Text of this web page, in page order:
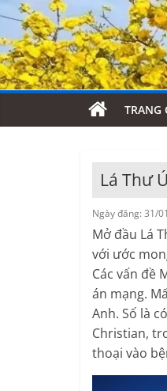
TRANG
Lá Thư
Ngày đăng: 31/
Mở đầu Lá
với ước
Các vấn đề
án mạng.
Anh. Số là
Christian,
thoại vào